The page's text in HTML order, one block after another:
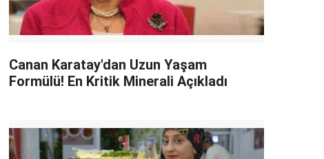
Canan Karatay'dan Uzun Yaşam
Formülü! En Kritik Minerali Açıkladı